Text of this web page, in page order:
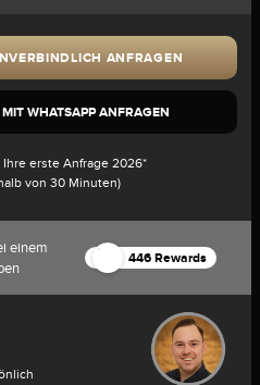
ANFRAGEN
WHATSAPP ANFRAGEN
erste Anfrage 2026*
von 30 Minuten)
einem
446 Rewards